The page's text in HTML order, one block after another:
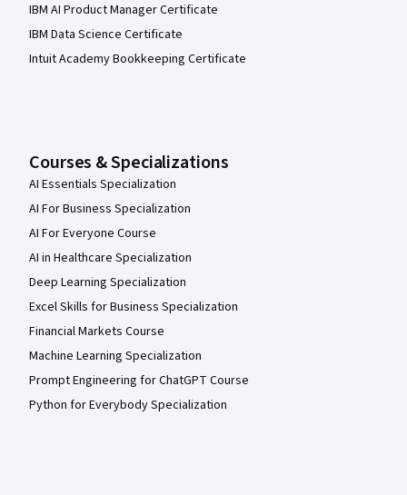
IBM AI Product Manager Certificate
IBM Data Science Certificate
Intuit Academy Bookkeeping Certificate
Courses & Specializations
AI Essentials Specialization
AI For Business Specialization
AI For Everyone Course
AI in Healthcare Specialization
Deep Learning Specialization
Excel Skills for Business Specialization
Financial Markets Course
Machine Learning Specialization
Prompt Engineering for ChatGPT Course
Python for Everybody Specialization